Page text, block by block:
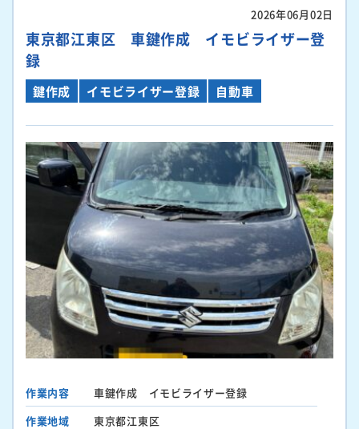
2026年06月02日
東京都江東区 車鍵作成 イモビライザー登
録
鍵作成 イモビライザー登録 自動車
作業内容
車鍵作成 イモビライザー登録
作業地域
東京都江東区